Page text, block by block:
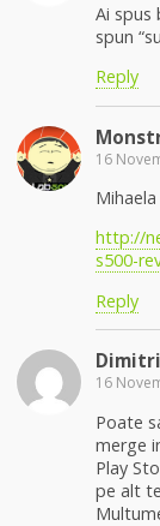
Ai spus
spun
Reply
16
http://
s500-
Reply
16
Poate
merge
Play
pe alt